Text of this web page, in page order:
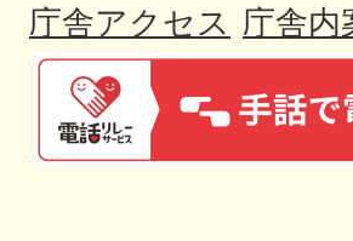
庁舎アクセス 庁舎内